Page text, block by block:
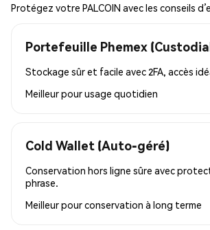
Protégez votre PALCOIN avec les conseils
Portefeuille Phemex
Stockage sûr et facile avec 2FA, accès
Meilleur pourusage quotidien
Cold Wallet (Auto-géré)
Conservation hors ligne sûre avec
phrase.
Meilleur pourconservation à long terme